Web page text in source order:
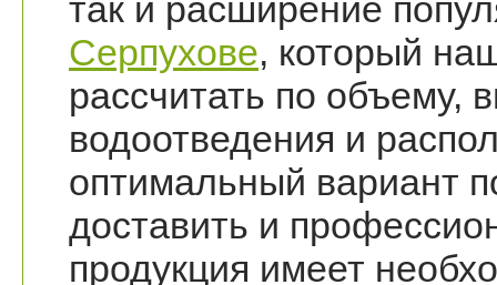
так и расширение
Серпухове, который
рассчитать по объему,
водоотведения и
оптимальный вариант
доставить и
продукция имеет